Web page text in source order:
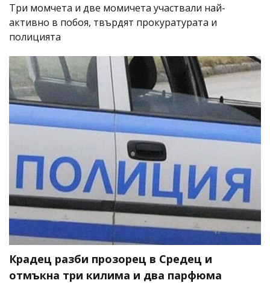
Три момчета и две момичета участвали най-
активно в побоя, твърдят прокуратурата и
полицията
Крадец разби прозорец в Средец и
отмъкна три килима и два парфюма